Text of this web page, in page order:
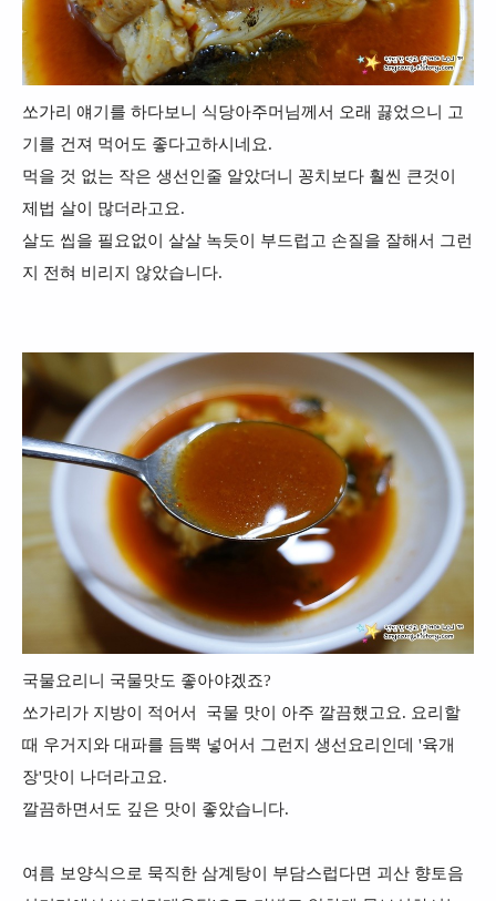
쏘가리 얘기를 하다보니 식당아주머님께서 오래 끓었으니 고
기를 건져 먹어도 좋다고하시네요.
먹을 것 없는 작은 생선인줄 알았더니 꽁치보다 훨씬 큰것이
제법 살이 많더라고요.
살도 씹을 필요없이 살살 녹듯이 부드럽고 손질을 잘해서 그런
지 전혀 비리지 않았습니다.
국물요리니 국물맛도 좋아야겠죠?
쏘가리가 지방이 적어서 국물 맛이 아주 깔끔했고요. 요리할
때 우거지와 대파를 듬뿍 넣어서 그런지 생선요리인데 '육개
장'맛이 나더라고요.
깔끔하면서도 깊은 맛이 좋았습니다.
여름 보양식으로 묵직한 삼계탕이 부담스럽다면 괴산 향토음